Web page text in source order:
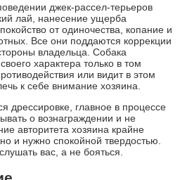
джек-рассел-терьеров
лай, нанесение ущерба
от одиночества, копание и
Все они поддаются коррекции
владельца. Собака
характера только в том
или видит в этом
к себе внимание хозяина.
дрессировке, главное в процессе
о вознаграждении и не
авторитета хозяина крайне
и нужно спокойной твердостью.
вас, а не бояться.